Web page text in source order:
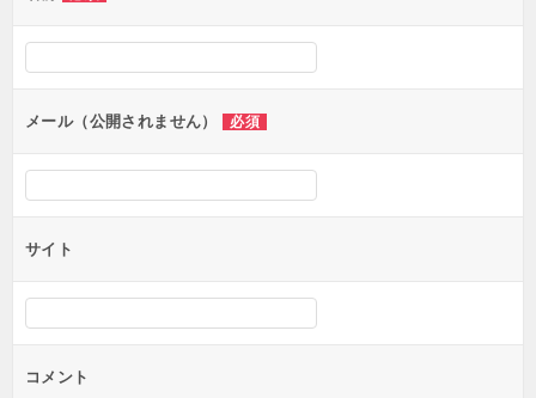
ー
シ
ンメール（公開されません） 必須
サイト
コメント